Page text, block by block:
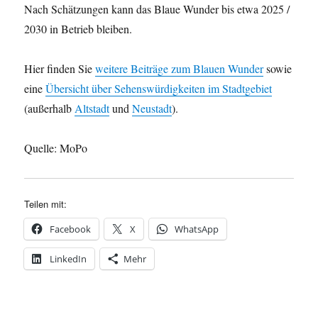
Nach Schätzungen kann das Blaue Wunder bis etwa 2025 /
2030 in Betrieb bleiben.
Hier finden Sieweitere Beiträge zum Blauen Wundersowie
eineÜbersicht über Sehenswürdigkeiten im Stadtgebiet
(außerhalbAltstadtundNeustadt).
Quelle: MoPo
Teilen mit:
Facebook X WhatsApp
LinkedIn Mehr